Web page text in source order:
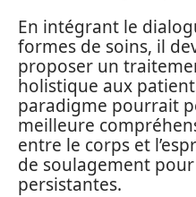
En intégrant le
formes de soins, il
proposer un
holistique aux
paradigme pourrait
meilleure
entre le corps et
de soulagement
persistantes.